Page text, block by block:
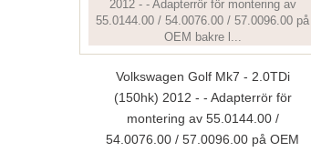
Volkswagen Golf Mk7 - 2.0TDi
(150hk) 2012 - - Adapterrör för
montering av 55.0144.00 /
54.0076.00 / 57.0096.00 på OEM